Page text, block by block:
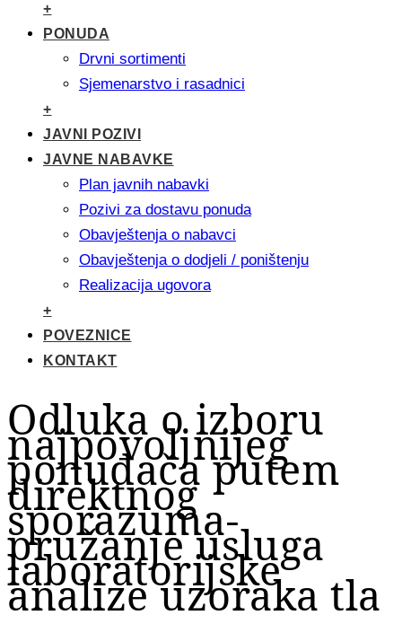
+
PONUDA
Drvni sortimenti
Sjemenarstvo i rasadnici
+
JAVNI POZIVI
JAVNE NABAVKE
Plan javnih nabavki
Pozivi za dostavu ponuda
Obavještenja o nabavci
Obavještenja o dodjeli / poništenju
Realizacija ugovora
+
POVEZNICE
KONTAKT
Odluka o izboru
najpovoljnijeg
ponuđača putem
direktnog
sporazuma-
pružanje usluga
laboratorijske
analize uzoraka tla